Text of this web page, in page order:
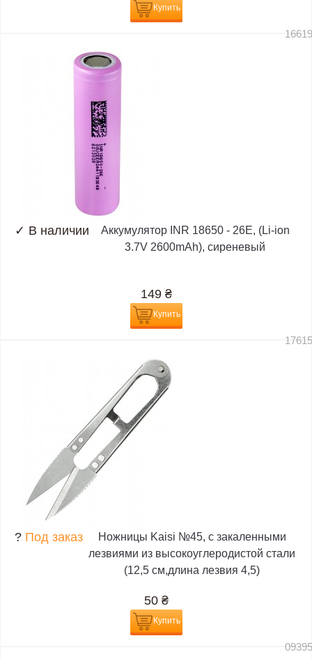
Купить
✓ В наличии
Аккумулятор INR 18650 - 26E, (Li-ion
3.7V 2600mAh), сиреневый
149 ₴
Купить
? Под заказ
Ножницы Kaisi №45, с закаленными
лезвиями из высокоуглеродистой стали
(12,5 см,длина лезвия 4,5)
50 ₴
Купить